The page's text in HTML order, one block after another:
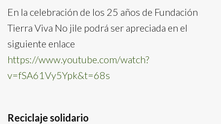
En la celebración de los 25 años de Fundación
Tierra Viva No jile podrá ser apreciada en el
siguiente enlace
https://www.youtube.com/watch?
v=fSA61Vy5Ypk&t=68s
Reciclaje solidario